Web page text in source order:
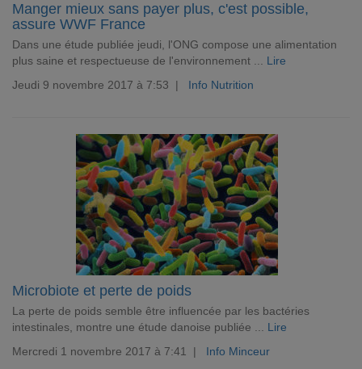
Manger mieux sans payer plus, c'est possible,
assure WWF France
Dans une étude publiée jeudi, l'ONG compose une alimentation
plus saine et respectueuse de l'environnement ... Lire
Jeudi 9 novembre 2017 à 7:53 | Info Nutrition
Microbiote et perte de poids
La perte de poids semble être influencée par les bactéries
intestinales, montre une étude danoise publiée ... Lire
Mercredi 1 novembre 2017 à 7:41 | Info Minceur